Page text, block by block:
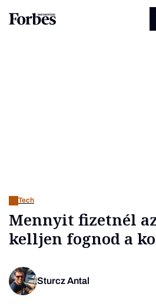
Tech
Mennyit fizetnél
kelljen fognod a
Sturcz Antal